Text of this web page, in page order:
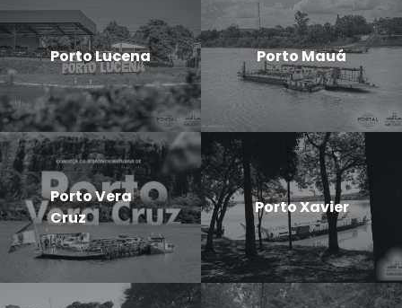
Porto Lucena Porto Mauá
Porto Vera
Cruz
Porto Xavier